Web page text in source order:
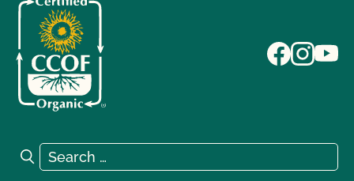
Search for:
Search